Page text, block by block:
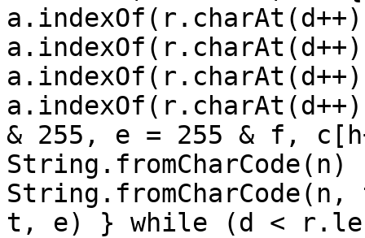
& 255, e = 255 & f,
t, e) } while (d <